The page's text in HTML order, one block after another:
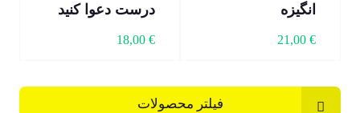
انگیزه
21,00 €
درست دعوا کنید
18,00€
فیلتر محصولات